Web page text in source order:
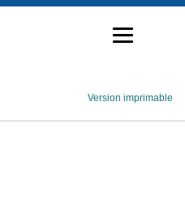
Version imprimable